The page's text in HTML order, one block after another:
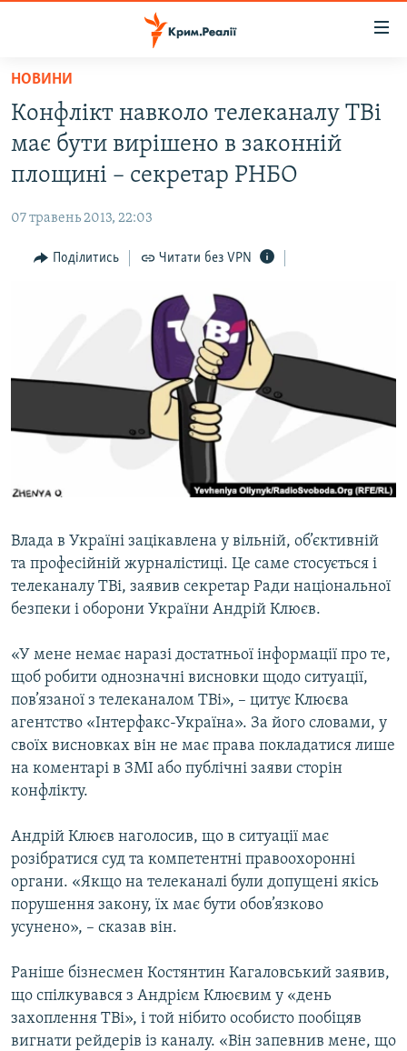
Перейти
основного
матеріалу
до
основної
навігації
Перейти
НОВИНИ
ВОДА.КРИМ
ВІДЕО ТА ФОТО
БЛОГИ
ПОГЛЯД
ДЕПОРТАЦІЯ
ВІДЕОУРОКИ «ELIFBE»
УКРАЇНСЬКА ПРОБЛЕМА КРИМУ
ЯК ОБІЙТИ БЛОКУВАННЯ
Русский
Усі сайти RFE/RL
НОВИНИ
Конфлікт навколо телеканалу ТВi
має бути вирішено в законній
площині – секретар РНБО
07 травень 2013, 22:03
Поділитись Читати без VPN
Влада в Україні зацікавлена у вільній, об’єктивній
та професійній журналістиці. Це саме стосується і
телеканалу ТВi, заявив секретар Ради національної
безпеки і оборони України Андрій Клюєв.
«У мене немає наразі достатньої інформації про те,
щоб робити однозначні висновки щодо ситуації,
пов’язаної з телеканалом ТВi», – цитує Клюєва
агентство «Інтерфакс-Україна». За його словами, у
своїх висновках він не має права покладатися лише
на коментарі в ЗМІ або публічні заяви сторін
конфлікту.
Андрій Клюєв наголосив, що в ситуації має
розібратися суд та компетентні правоохоронні
органи. «Якщо на телеканалі були допущені якісь
порушення закону, їх має бути обов’язково
усунено», – сказав він.
Раніше бізнесмен Костянтин Кагаловський заявив,
що спілкувався з Андрієм Клюєвим у «день
захоплення ТВі», і той нібито особисто пообіцяв
вигнати рейдерів із каналу. «Він запевнив мене, що